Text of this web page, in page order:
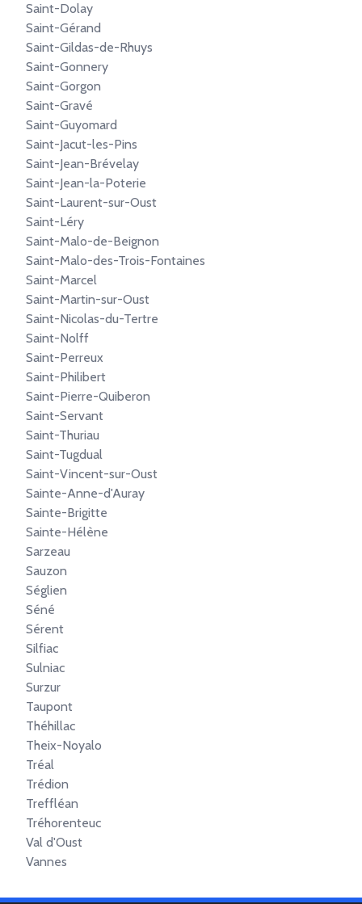
Saint-Dolay
Saint-Gérand
Saint-Gildas-de-Rhuys
Saint-Gonnery
Saint-Gorgon
Saint-Gravé
Saint-Guyomard
Saint-Jacut-les-Pins
Saint-Jean-Brévelay
Saint-Jean-la-Poterie
Saint-Laurent-sur-Oust
Saint-Léry
Saint-Malo-de-Beignon
Saint-Malo-des-Trois-Fontaines
Saint-Marcel
Saint-Martin-sur-Oust
Saint-Nicolas-du-Tertre
Saint-Nolff
Saint-Perreux
Saint-Philibert
Saint-Pierre-Quiberon
Saint-Servant
Saint-Thuriau
Saint-Tugdual
Saint-Vincent-sur-Oust
Sainte-Anne-d'Auray
Sainte-Brigitte
Sainte-Hélène
Sarzeau
Sauzon
Séglien
Séné
Sérent
Silfiac
Sulniac
Surzur
Taupont
Théhillac
Theix-Noyalo
Tréal
Trédion
Treffléan
Tréhorenteuc
Val d'Oust
Vannes